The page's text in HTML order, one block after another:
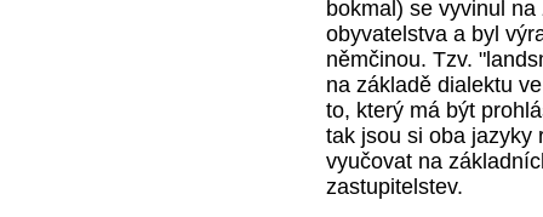
bokmal) se vyvinul
obyvatelstva a byl
němčinou. Tzv.
na základě dialektu
to, který má být
tak jsou si oba jazyky
vyučovat na
zastupitelstev.